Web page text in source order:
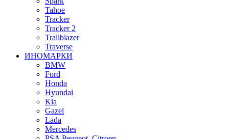
Tahoe
Tracker
Tracker 2
Trailblazer
Traverse
ИНОМАРКИ
BMW
Ford
Honda
Hyundai
Kia
Gazel
Lada
Mercedes